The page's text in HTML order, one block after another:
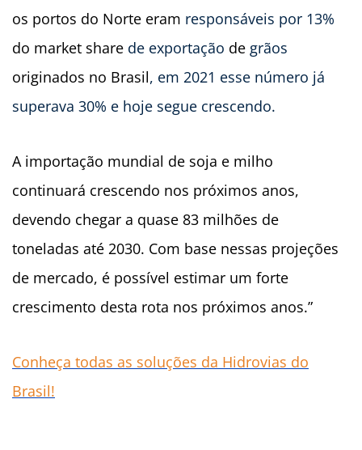
os portos do Norte eram responsáveis por 13%
do market share de exportação de grãos
originados no Brasil, em 2021 esse número já
superava 30% e hoje segue crescendo.
A importação mundial de soja e milho
continuará crescendo nos próximos anos,
devendo chegar a quase 83 milhões de
toneladas até 2030. Com base nessas projeções
de mercado, é possível estimar um forte
crescimento desta rota nos próximos anos.”
Conheça todas as soluções da Hidrovias do
Brasil!